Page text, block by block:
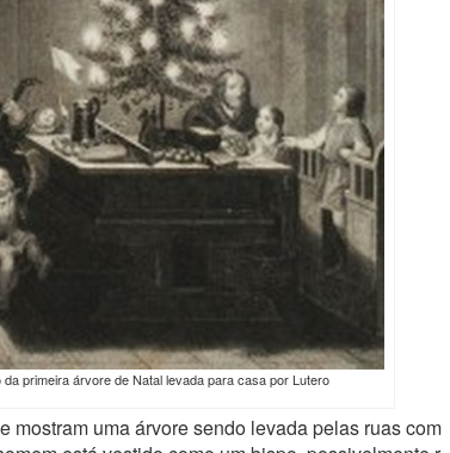
primeira árvore de Natal levada para casa por Lutero
mostram uma árvore sendo levada pelas ruas com